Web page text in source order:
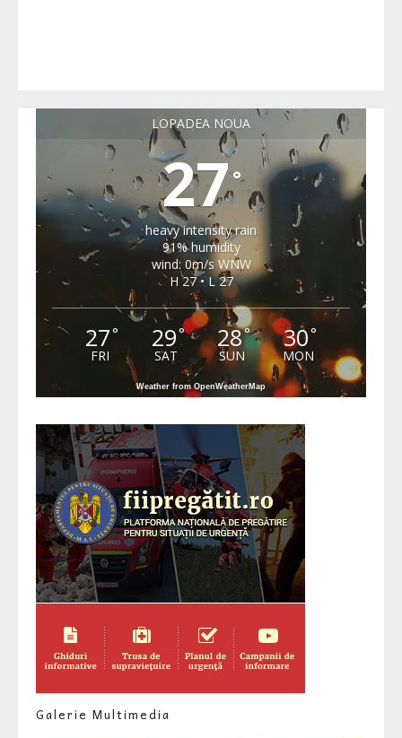
LOPADEA NOUA
27°
heavy intensity rain
91% humidity
wind: 0m/s WNW
H 27 • L 27
27°
FRI
29°
SAT
28°
SUN
30°
MON
Weather from OpenWeatherMap
Galerie Multimedia